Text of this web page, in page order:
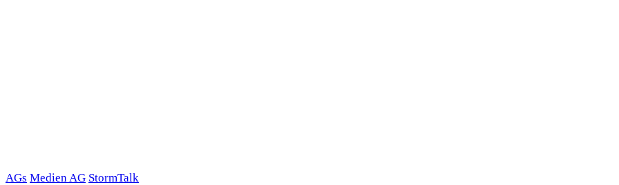
AGs Medien AG StormTalk